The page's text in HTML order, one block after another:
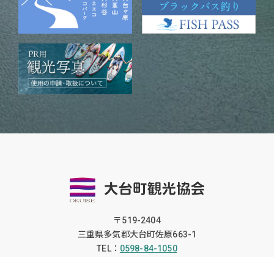
〒519-2404
三重県多気郡大台町佐原663-1
TEL： 0598-84-1050